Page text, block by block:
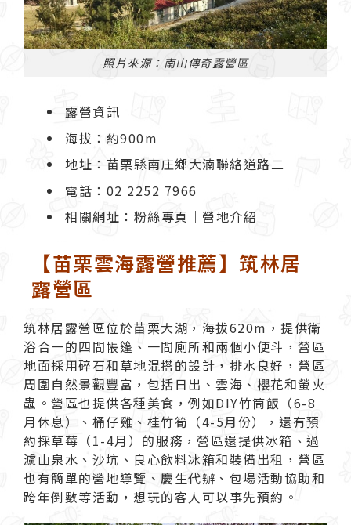
照片來源：南山傳奇露營區
露營資訊
海拔：約900m
地址：苗栗縣南庄鄉大湳聯絡道路二
電話：02 2252 7966
相關網址： 粉絲專頁 ｜ 營地介紹
【苗栗雲海露營推薦】筑林居
露營區
筑林居露營區位於苗栗大湖，海拔620m，提供衛
浴合一的四間帳篷、一間廁所和兩個小便斗，營區
地面採用碎石和草地混搭的設計，排水良好，營區
周圍自然景觀豐富，包括日出、雲海、櫻花和螢火
蟲。營區也提供各種美食，例如DIY竹筒飯（6-8
月休息）、桶仔雞、桂竹筍（4-5月份），還有預
約採草莓（1-4月）的服務，營區還提供冰箱、過
濾山泉水、沙坑、良心飲料冰箱和裝備出租，營區
也有簡單的營地導覽、慶生代辦、包場活動協助和
跨年倒數等活動，想玩的客人可以事先預約。